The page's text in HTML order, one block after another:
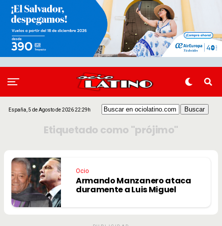
España, 5 de Agosto de 2026 22:29h
Etiquetado como "prójimo"
Ocio
Armando Manzanero ataca
duramente a Luis Miguel